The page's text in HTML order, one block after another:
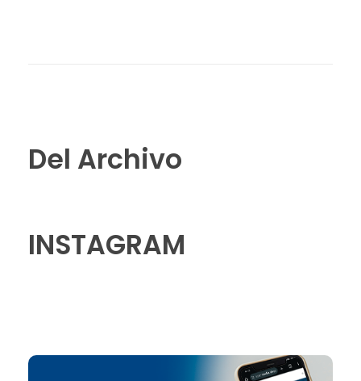
Del Archivo
INSTAGRAM